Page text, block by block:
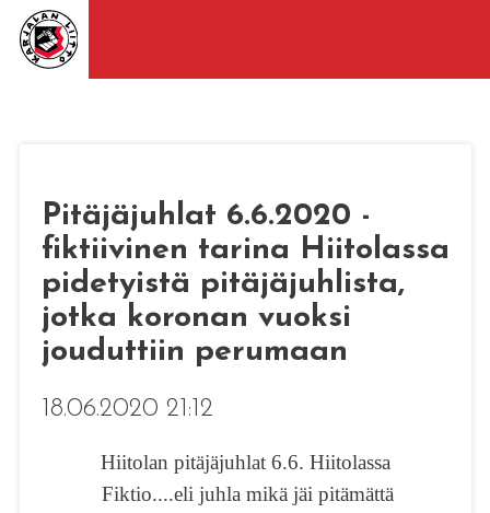
Pitäjäjuhlat 6.6.2020 -
fiktiivinen tarina Hiitolassa
pidetyistä pitäjäjuhlista,
jotka koronan vuoksi
jouduttiin perumaan
18.06.2020 21:12
Hiitolan pitäjäjuhlat 6.6. Hiitolassa
Fiktio....eli juhla mikä jäi pitämättä